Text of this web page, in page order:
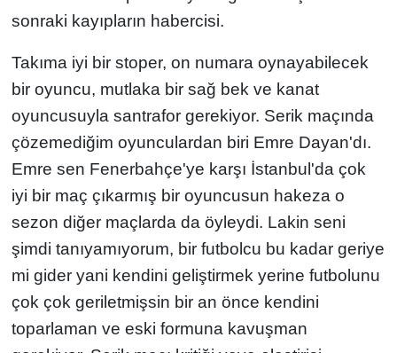
sonraki kayıpların habercisi.
Takıma iyi bir stoper, on numara oynayabilecek
bir oyuncu, mutlaka bir sağ bek ve kanat
oyuncusuyla santrafor gerekiyor. Serik maçında
çözemediğim oyunculardan biri Emre Dayan'dı.
Emre sen Fenerbahçe'ye karşı İstanbul'da çok
iyi bir maç çıkarmış bir oyuncusun hakeza o
sezon diğer maçlarda da öyleydi. Lakin seni
şimdi tanıyamıyorum, bir futbolcu bu kadar geriye
mi gider yani kendini geliştirmek yerine futbolunu
çok çok geriletmişsin bir an önce kendini
toparlaman ve eski formuna kavuşman